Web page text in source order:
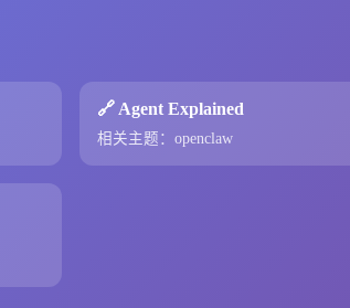
🔗 Agent Explained
相关主题：openclaw